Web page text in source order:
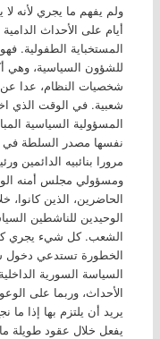
ولم يفهم ما يجري لأنه
أيام على الأحداث
المستخباية الطفولية.
للشؤون السياسية، وهي
شخصيات النظام، عدا عن
شعبية. في الوقت الذي
المسؤولية السياسية
نفسها مصدر السلطة في
مرورا بنائبيه الدائمين
ومسؤولي مجلس أمنه
الحاضرين، الذين كانوا،
الوحيدين للناشطين
الشعب. كل شيء يجري
الخطورة تستدعي دخول
السياسة السورية
الأحداث، وربما على
يريد أن يلتزم بها إذا
يفعل خلال عقود طويلة